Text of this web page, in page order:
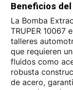
Beneficios
La Bomba
TRUPER 10067
talleres
que requieren
fluidos como
robusta
de acero,